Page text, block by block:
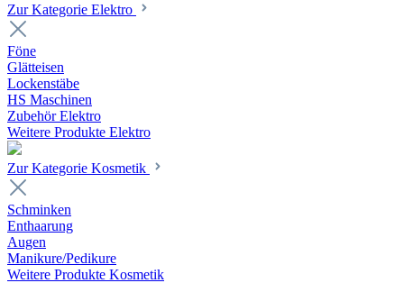
Zur Kategorie Elektro
Föne
Glätteisen
Lockenstäbe
HS Maschinen
Zubehör Elektro
Weitere Produkte Elektro
Zur Kategorie Kosmetik
Schminken
Enthaarung
Augen
Manikure/Pedikure
Weitere Produkte Kosmetik